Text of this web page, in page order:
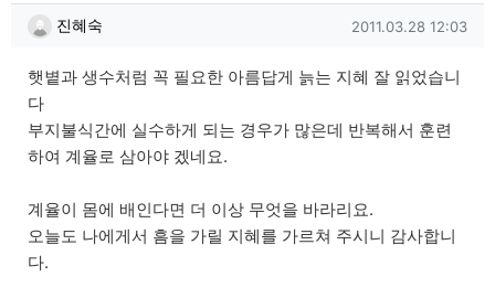
진혜숙님의 댓글
진혜숙 작성일
2011.03.28 12:03
햇볕과 생수처럼 꼭 필요한 아름답게 늙는 지혜 잘 읽었습니
다
부지불식간에 실수하게 되는 경우가 많은데 반복해서 훈련
하여 계율로 삼아야 겠네요.
계율이 몸에 배인다면 더 이상 무엇을 바라리요.
오늘도 나에게서 흠을 가릴 지혜를 가르쳐 주시니 감사합니
다.